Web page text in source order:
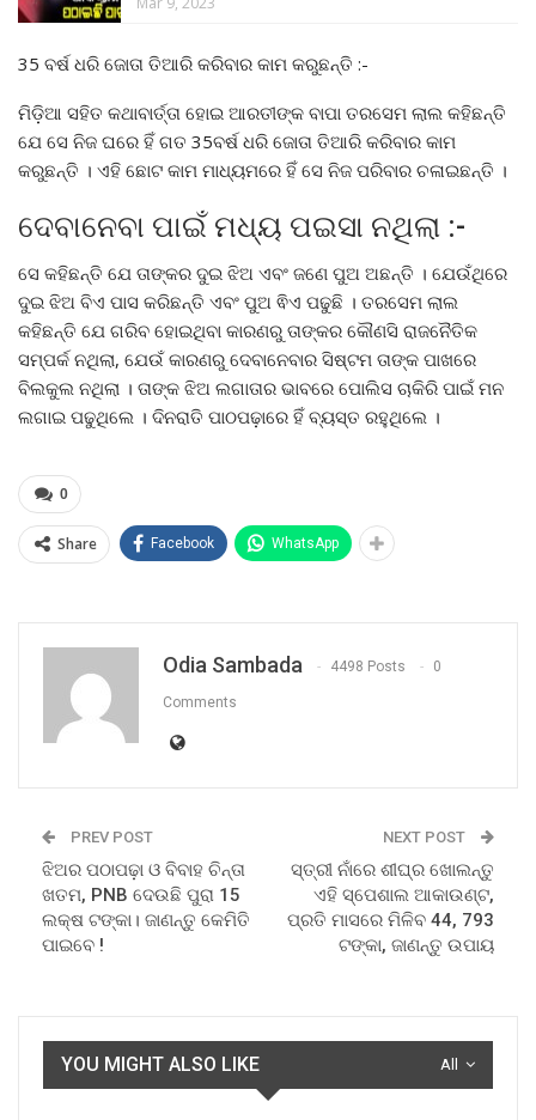
35 ବର୍ଷ ଧରି ଜୋତା ତିଆରି କରିବାର କାମ କରୁଛନ୍ତି :-
ମିଡ଼ିଆ ସହିତ କଥାବାର୍ତ୍ତା ହୋଇ ଆରତୀଙ୍କ ବାପା ତରସେମ ଲାଲ କହିଛନ୍ତି
ଯେ ସେ ନିଜ ଘରେ ହିଁ ଗତ 35ବର୍ଷ ଧରି ଜୋତା ତିଆରି କରିବାର କାମ
କରୁଛନ୍ତି । ଏହି ଛୋଟ କାମ ମାଧ୍ୟମରେ ହିଁ ସେ ନିଜ ପରିବାର ଚଳାଇଛନ୍ତି ।
ଦେବାନେବା ପାଇଁ ମଧ୍ୟ ପଇସା ନଥିଲା :-
ସେ କହିଛନ୍ତି ଯେ ତାଙ୍କର ଦୁଇ ଝିଅ ଏବଂ ଜଣେ ପୁଅ ଅଛନ୍ତି । ଯେଉଁଥିରେ
ଦୁଇ ଝିଅ ବିଏ ପାସ କରିଛନ୍ତି ଏବଂ ପୁଅ ଵିଏ ପଢୁଛି । ତରସେମ ଲାଲ
କହିଛନ୍ତି ଯେ ଗରିବ ହୋଇଥିବା କାରଣରୁ ତାଙ୍କର କୌଣସି ରାଜନୈତିକ
ସମ୍ପର୍କ ନଥିଲା, ଯେଉଁ କାରଣରୁ ଦେବାନେବାର ସିଷ୍ଟମ ତାଙ୍କ ପାଖରେ
ବିଲକୁଲ ନଥିଲା । ତାଙ୍କ ଝିଅ ଲଗାତାର ଭାବରେ ପୋଲିସ ଚାକିରି ପାଇଁ ମନ
ଲଗାଇ ପଢୁଥିଲେ । ଦିନରାତି ପାଠପଢ଼ାରେ ହିଁ ବ୍ୟସ୍ତ ରହୁଥିଲେ ।
0
Share Facebook WhatsApp
Odia Sambada 4498 Posts 0
Comments
PREV POST
ଝିଅର ପଠାପଢ଼ା ଓ ବିବାହ ଚିନ୍ତା
ଖତମ, PNB ଦେଉଛି ପୁରା 15
ଲକ୍ଷ ଟଙ୍କା। ଜାଣନ୍ତୁ କେମିତି
ପାଇବେ !
NEXT POST
ସ୍ତ୍ରୀ ନାଁରେ ଶୀଘ୍ର ଖୋଲନ୍ତୁ
ଏହି ସ୍ପେଶାଲ ଆକାଉଣ୍ଟ,
ପ୍ରତି ମାସରେ ମିଳିବ 44, 793
ଟଙ୍କା, ଜାଣନ୍ତୁ ଉପାୟ
All
YOU MIGHT ALSO LIKE